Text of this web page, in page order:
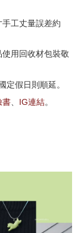
工丈量誤差約
用回收材包裝敬
定假日則順延。
書 IG連結。